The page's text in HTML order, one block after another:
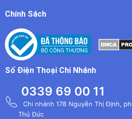
Chính Sách
Số Điện Thoại Chi Nhánh
0339 69 00 11
Chi nhánh 178 Nguyễn Thị Định,
Thủ Đức